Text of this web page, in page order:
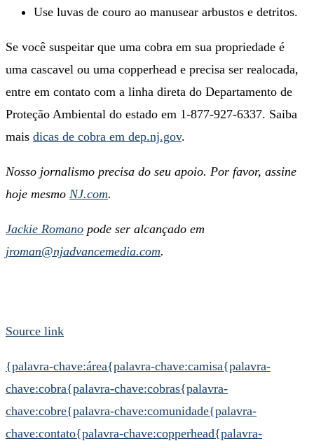
Use luvas de couro ao manusear arbustos e detritos.
Se você suspeitar que uma cobra em sua propriedade é
uma cascavel ou uma copperhead e precisa ser realocada,
entre em contato com a linha direta do Departamento de
Proteção Ambiental do estado em 1-877-927-6337. Saiba
mais dicas de cobra em dep.nj.gov.
Nosso jornalismo precisa do seu apoio. Por favor, assine
hoje mesmo NJ.com.
Jackie Romano pode ser alcançado em
jroman@njadvancemedia.com.
Source link
{palavra-chave:área{palavra-chave:camisa{palavra-
chave:cobra{palavra-chave:cobras{palavra-
chave:cobre{palavra-chave:comunidade{palavra-
chave:contato{palavra-chave:copperhead{palavra-